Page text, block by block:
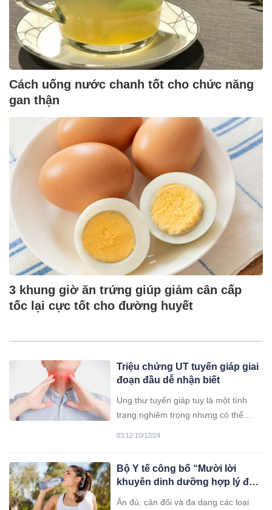
Cách uống nước chanh tốt cho chức năng
gan thận
3 khung giờ ăn trứng giúp giảm cân cấp
tốc lại cực tốt cho đường huyết
Triệu chứng UT tuyến giáp giai
đoạn đầu dễ nhận biết
Ung thư tuyến giáp tuy là một tình
trạng nghiêm trọng nhưng có thể
03:12 10/12/24
Bộ Y tế công bố “Mười lời
khuyên dinh dưỡng hợp lý đến
năm 2030″
Ăn đủ, cân đối và đa dạng các loại